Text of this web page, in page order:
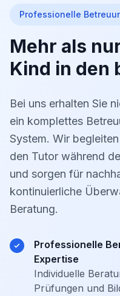
Professionelle
Mehr als
Kind in den
Bei uns erhalten Sie
ein komplettes
System. Wir
den Tutor während
und sorgen für
kontinuierliche
Beratung.
Professionelle
Expertise
Individuelle
Prüfungen und